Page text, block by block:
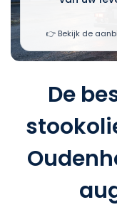
👉 Bekijk de
De